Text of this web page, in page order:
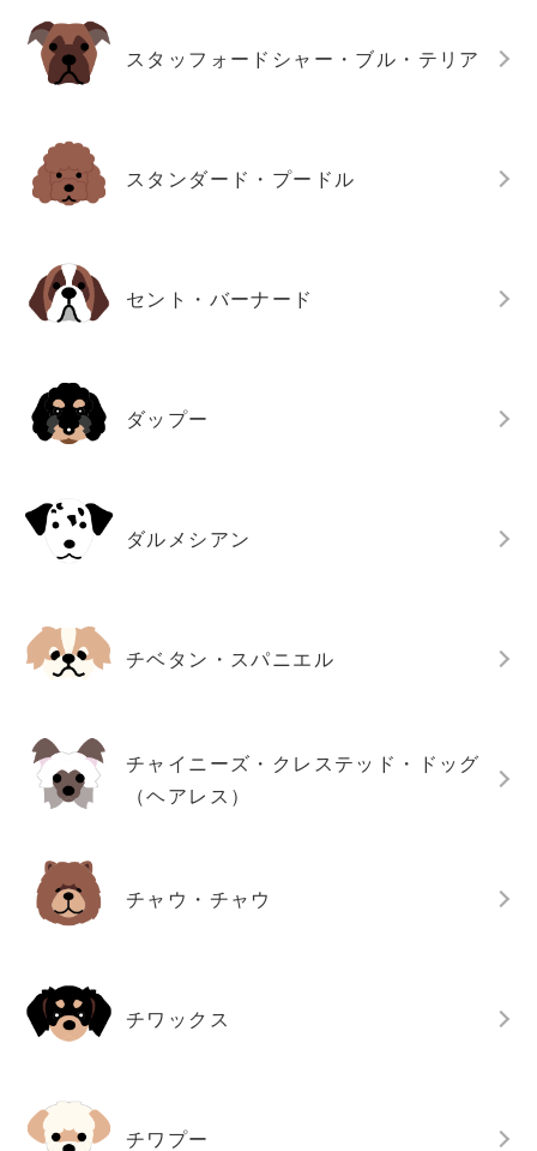
スタッフォードシャー・ブル・テリア
スタンダード・プードル
セント・バーナード
ダップー
ダルメシアン
チベタン・スパニエル
チャイニーズ・クレステッド・ドッグ
（ヘアレス）
チャウ・チャウ
チワックス
チワプー